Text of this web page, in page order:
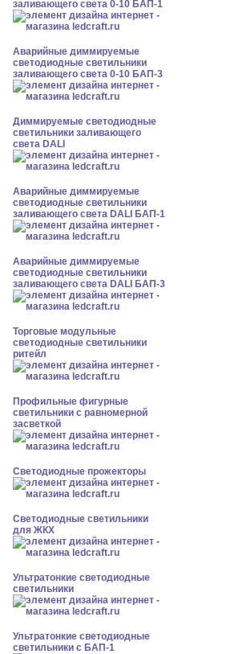
заливающего света 0-10 БАП-1
Аварийные диммируемые
светодиодные светильники
заливающего света 0-10 БАП-3
Диммируемые светодиодные
светильники заливающего
света DALI
Аварийные диммируемые
светодиодные светильники
заливающего света DALI БАП-1
Аварийные диммируемые
светодиодные светильники
заливающего света DALI БАП-3
Торговые модульные
светодиодные светильники
ритейл
Профильные фигурные
светильники с равномерной
засветкой
Светодиодные прожекторы
Светодиодные светильники
для ЖКХ
Ультратонкие светодиодные
светильники
Ультратонкие светодиодные
светильники с БАП-1